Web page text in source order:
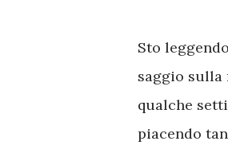
Sto leggendo
saggio sulla
qualche
piacendo